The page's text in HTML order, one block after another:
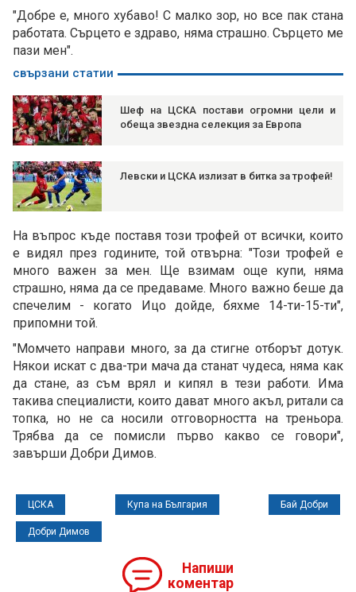
"Добре е, много хубаво! С малко зор, но все пак стана
работата. Сърцето е здраво, няма страшно. Сърцето ме
пази мен".
свързани статии
Шеф на ЦСКА постави огромни цели и
обеща звездна селекция за Европа
Левски и ЦСКА излизат в битка за трофей!
На въпрос къде поставя този трофей от всички, които
е видял през годините, той отвърна: "Този трофей е
много важен за мен. Ще взимам още купи, няма
страшно, няма да се предаваме. Много важно беше да
спечелим - когато Ицо дойде, бяхме 14-ти-15-ти",
припомни той.
"Момчето направи много, за да стигне отборът дотук.
Някои искат с два-три мача да станат чудеса, няма как
да стане, аз съм врял и кипял в тези работи. Има
такива специалисти, които дават много акъл, ритали са
топка, но не са носили отговорността на треньора.
Трябва да се помисли първо какво се говори",
завърши Добри Димов.
ЦСКА Купа на България Бай Добри
Добри Димов
Напиши
коментар